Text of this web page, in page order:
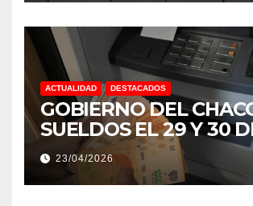
ACTUALIDAD DESTACADOS
GOBIERNO DEL
SUELDOS EL 29 Y 30
ABRIL, CON EL 2% DE
AUMENTO
23/04/2026